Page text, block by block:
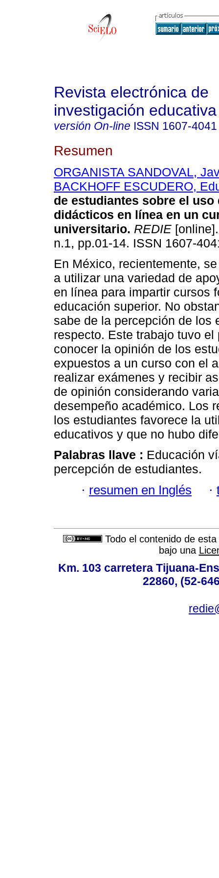
Revista electrónica de
investigación educativa
versión On-line ISSN 1607-4041
Resumen
ORGANISTA SANDOVAL,
BACKHOFF ESCUDERO,
de estudiantes sobre el uso
didácticos en línea en un
universitario. REDIE
n.1, pp.01-14. ISSN 1607-
En México, recientemente,
a utilizar una variedad de
en línea para impartir cursos
educación superior. No
sabe de la percepción de los
respecto. Este trabajo tuvo el
conocer la opinión de los
expuestos a un curso con el
realizar exámenes y recibir
de opinión considerando
desempeño académico. Los
los estudiantes favorece la
educativos y que no hubo
Palabras llave : Educación
percepción de estudiantes.
· resumen en Inglés ·
Todo el contenido de
bajo una
Km. 103 carretera Tijuana-
22860, (52-